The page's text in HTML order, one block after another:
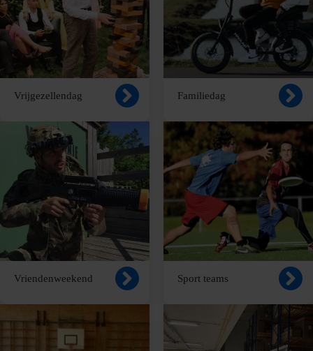
Vrijgezellendag Familiedag
Vriendenweekend Sport teams